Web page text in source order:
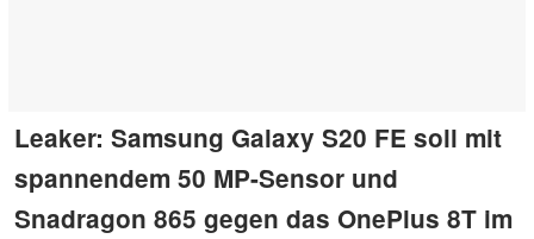
Leaker: Samsung Galaxy S20 FE soll mit
spannendem 50 MP-Sensor und
Snadragon 865 gegen das OnePlus 8T im